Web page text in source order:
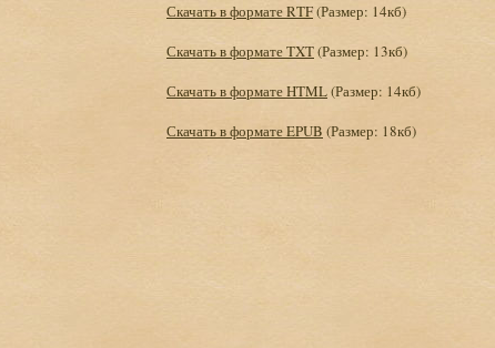
Скачать в формате RTF(Размер: 14кб)
Скачать в формате TXT(Размер: 13кб)
Скачать в формате HTML(Размер: 14кб)
Скачать в формате EPUB (Размер: 18кб)